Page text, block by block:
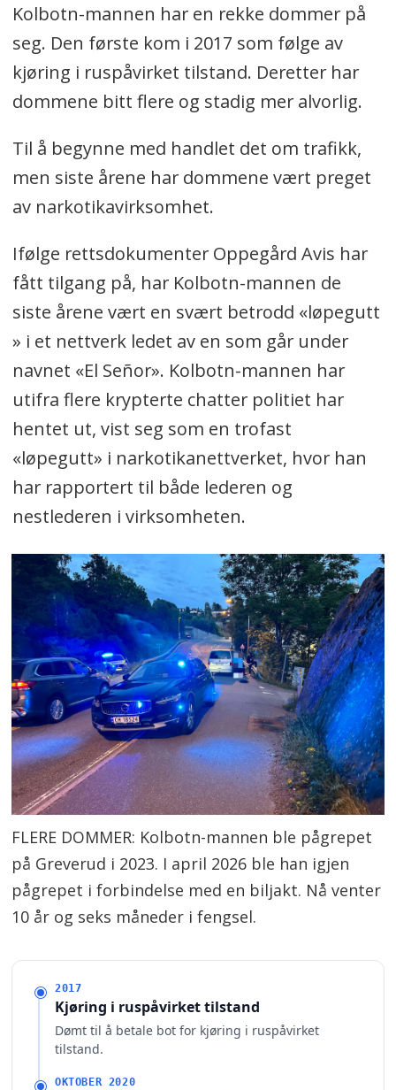
Kolbotn-mannen har en rekke dommer på
seg. Den første kom i 2017 som følge av
kjøring i ruspåvirket tilstand. Deretter har
dommene bitt flere og stadig mer alvorlig.
Til å begynne med handlet det om trafikk,
men siste årene har dommene vært preget
av narkotikavirksomhet.
Ifølge rettsdokumenter Oppegård Avis har
fått tilgang på, har Kolbotn-mannen de
siste årene vært en svært betrodd «løpegutt
» i et nettverk ledet av en som går under
navnet «El Señor». Kolbotn-mannen har
utifra flere krypterte chatter politiet har
hentet ut, vist seg som en trofast
«løpegutt» i narkotikanettverket, hvor han
har rapportert til både lederen og
nestlederen i virksomheten.
FLERE DOMMER: Kolbotn-mannen ble pågrepet
på Greverud i 2023. I april 2026 ble han igjen
pågrepet i forbindelse med en biljakt. Nå venter
10 år og seks måneder i fengsel.